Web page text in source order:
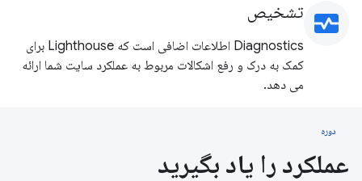
monitor_heart تشخیص
Diagnostics اطلاعات اضافی است که Lighthouse برای
کمک به درک و رفع اشکالات مربوط به عملکرد سایت شما ارائه
می دهد.
دوره
عملکرد را یاد بگیرید